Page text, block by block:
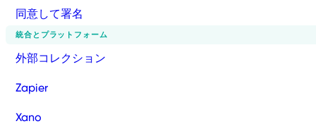
同意して署名
統合とプラットフォーム
外部コレクション
Zapier
Xano